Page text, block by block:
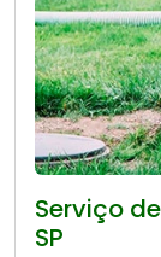
Serviço
SP